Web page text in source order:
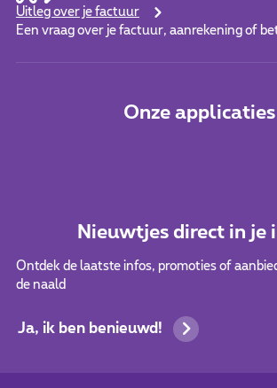
Uitleg over je factuur
Een vraag over je factuur, aanrekening of
Onze applicaties
Nieuwtjes direct in je
Ontdek de laatste infos, promoties of
de naald
Ja, ik ben benieuwd!